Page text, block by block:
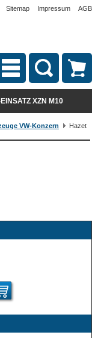
Sitemap Impressum AGB
XZN M10
VW-Konzern
Hazet